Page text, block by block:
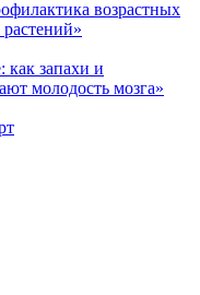
возрастных
как запахи и
молодость мозга»